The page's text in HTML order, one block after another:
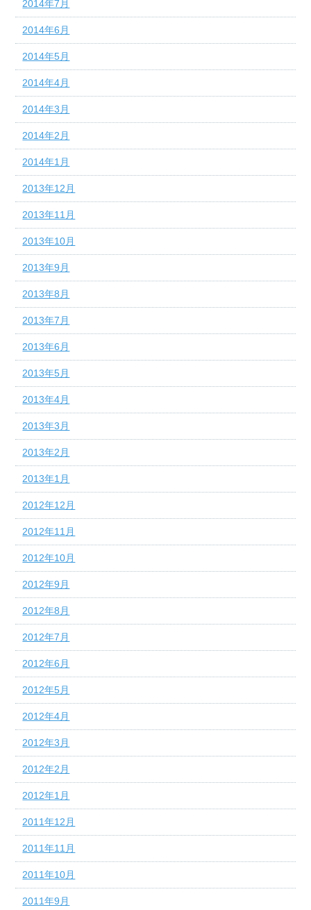
2014年7月
2014年6月
2014年5月
2014年4月
2014年3月
2014年2月
2014年1月
2013年12月
2013年11月
2013年10月
2013年9月
2013年8月
2013年7月
2013年6月
2013年5月
2013年4月
2013年3月
2013年2月
2013年1月
2012年12月
2012年11月
2012年10月
2012年9月
2012年8月
2012年7月
2012年6月
2012年5月
2012年4月
2012年3月
2012年2月
2012年1月
2011年12月
2011年11月
2011年10月
2011年9月